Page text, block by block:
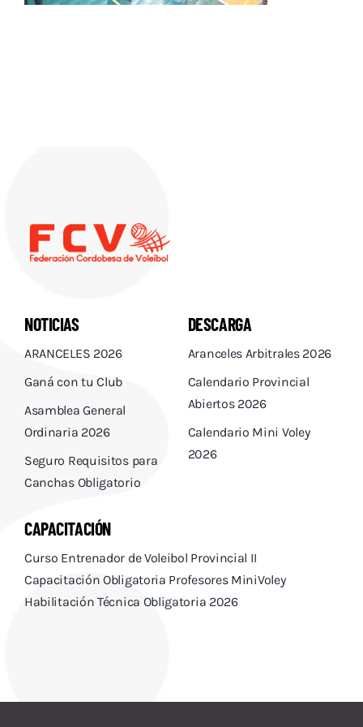
Descargas
NOTICIAS
ARANCELES 2026
Ganá con tu Club
Asamblea General
Ordinaria 2026
Seguro Requisitos para
Canchas Obligatorio
DESCARGA
Aranceles Arbitrales 2026
Calendario Provincial
Abiertos 2026
Calendario Mini Voley
2026
CAPACITACIÓN
Curso Entrenador de Voleibol Provincial II
Capacitación Obligatoria Profesores MiniVoley
Habilitación Técnica Obligatoria 2026